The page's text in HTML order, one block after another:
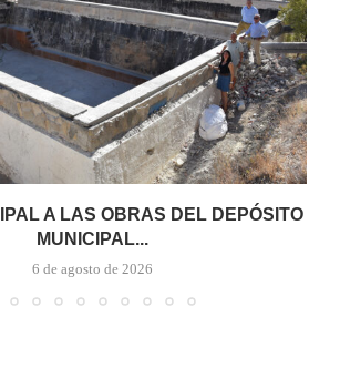
A LAS OBRAS DEL DEPÓSITO
MUNICIPAL...
6 de agosto de 2026